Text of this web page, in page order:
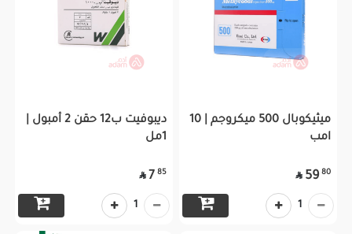
ميثيكوبال 500 ميكروجم | 10
امب
80
59

1
ديبوفيت ب12 حقن 2 أمبول |
1مل
85
7

1